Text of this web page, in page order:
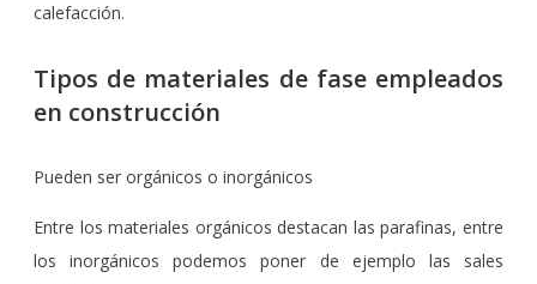
calefacción.
Tipos de materiales de fase empleados
en construcción
Pueden ser orgánicos o inorgánicos
Entre los materiales orgánicos destacan las parafinas, entre
los inorgánicos podemos poner de ejemplo las sales